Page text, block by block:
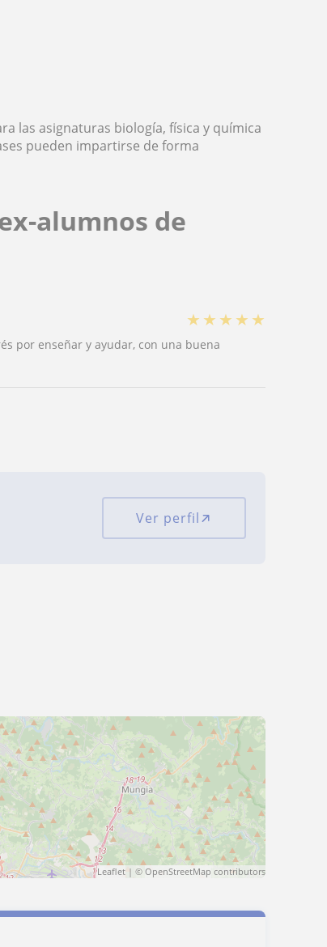
las asignaturas biología, física y química
pueden impartirse de forma
alumnos de
★ ★ ★ ★ ★
por enseñar y ayudar, con una buena
Ver perfil
Leaflet| © OpenStreetMap contributors